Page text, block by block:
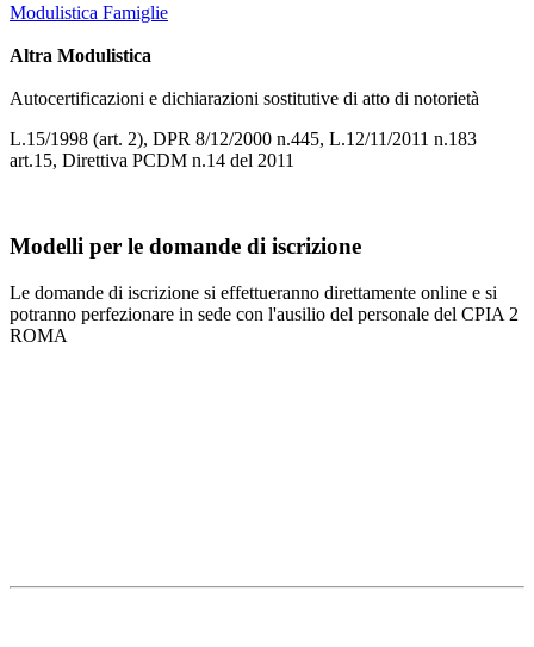
Modulistica Famiglie
Altra Modulistica
Autocertificazioni e dichiarazioni sostitutive di atto di notorietà
L.15/1998 (art. 2), DPR 8/12/2000 n.445, L.12/11/2011 n.183
art.15, Direttiva PCDM n.14 del 2011
Modelli per le domande di iscrizione
Le domande di iscrizione si effettueranno direttamente online e si
potranno perfezionare in sede con l'ausilio del personale del CPIA 2
ROMA